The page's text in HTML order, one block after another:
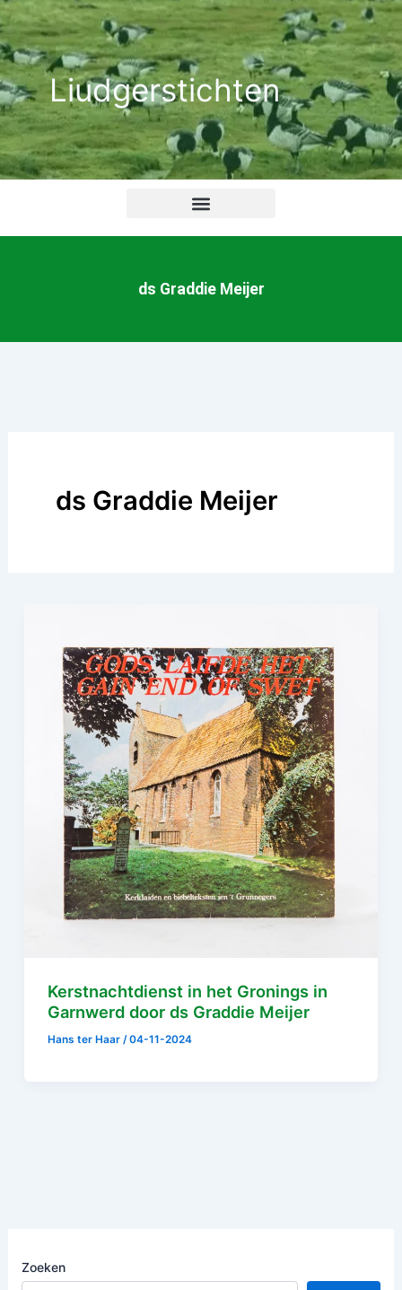
Ga
naar
de
inhoudLiudgerstichten
ds Graddie Meijer
Zoeken
ds Graddie Meijer
Kerstnachtdienst in het Gronings in
Garnwerd door ds Graddie Meijer
Hans ter Haar/04-11-2024